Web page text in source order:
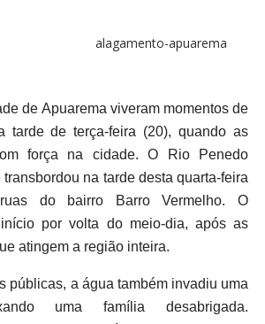
de Apuarema viveram momentos de
tarde de terça-feira (20), quando as
força na cidade. O Rio Penedo
na tarde desta quarta-feira
do bairro Barro Vermelho. O
por volta do meio-dia, após as
atingem a região inteira.
públicas, a água também invadiu uma
uma família desabrigada.